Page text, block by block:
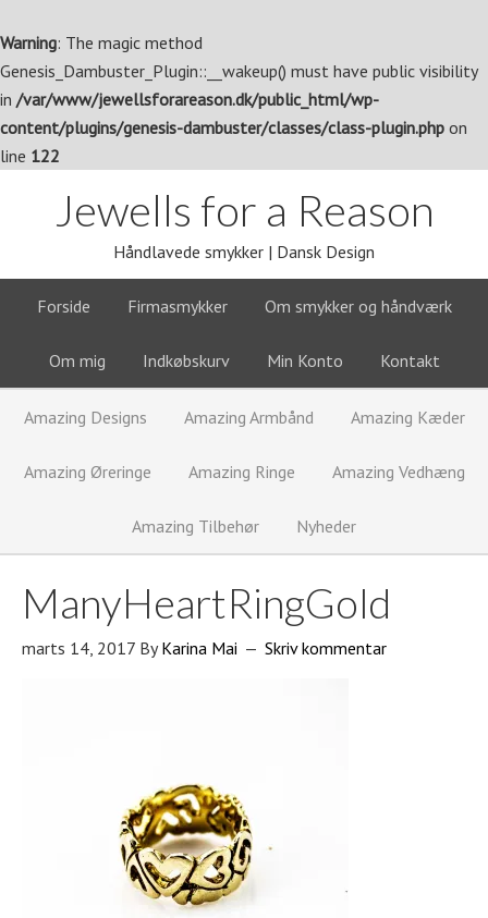
Warning: The magic method
Genesis_Dambuster_Plugin::__wakeup() must have public visibility
in /var/www/jewellsforareason.dk/public_html/wp-
content/plugins/genesis-dambuster/classes/class-plugin.php on
line 122
Jewells for a Reason
Håndlavede smykker | Dansk Design
Forside Firmasmykker Om smykker og håndværk
Om mig Indkøbskurv Min Konto Kontakt
Amazing Designs Amazing Armbånd Amazing Kæder
Amazing Øreringe Amazing Ringe Amazing Vedhæng
Amazing Tilbehør Nyheder
ManyHeartRingGold
marts 14, 2017 ByKarina Mai Skriv kommentar